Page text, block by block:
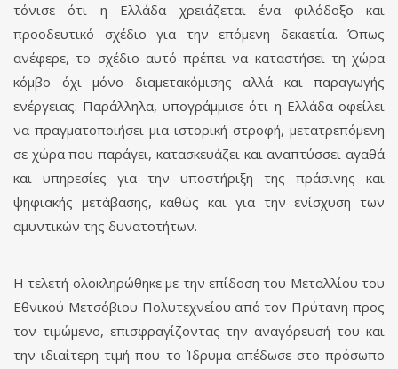
τόνισε ότι η Ελλάδα χρειάζεται ένα φιλόδοξο και
προοδευτικό σχέδιο για την επόμενη δεκαετία. Όπως
ανέφερε, το σχέδιο αυτό πρέπει να καταστήσει τη χώρα
κόμβο όχι μόνο διαμετακόμισης αλλά και παραγωγής
ενέργειας. Παράλληλα, υπογράμμισε ότι η Ελλάδα οφείλει
να πραγματοποιήσει μια ιστορική στροφή, μετατρεπόμενη
σε χώρα που παράγει, κατασκευάζει και αναπτύσσει αγαθά
και υπηρεσίες για την υποστήριξη της πράσινης και
ψηφιακής μετάβασης, καθώς και για την ενίσχυση των
αμυντικών της δυνατοτήτων.
Η τελετή ολοκληρώθηκε με την επίδοση του Μεταλλίου του
Εθνικού Μετσόβιου Πολυτεχνείου από τον Πρύτανη προς
τον τιμώμενο, επισφραγίζοντας την αναγόρευσή του και
την ιδιαίτερη τιμή που το Ίδρυμα απέδωσε στο πρόσωπο